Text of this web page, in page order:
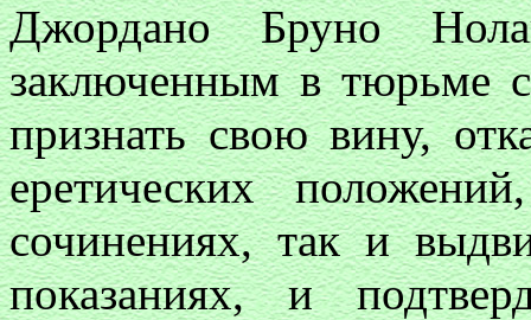
Джордано Бруно
заключенным в тюрьме
признать свою вину,
еретических
сочинениях, так и
показаниях, и